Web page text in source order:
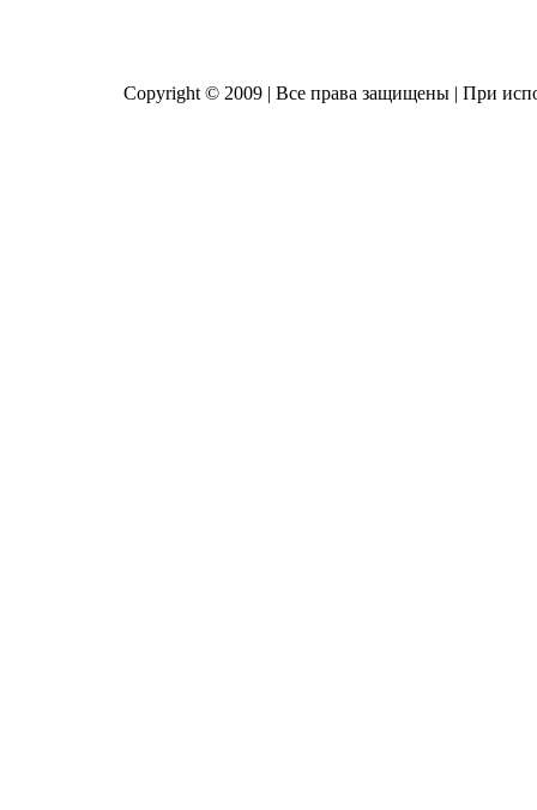
Copyright © 2009 | Все права защищены | При